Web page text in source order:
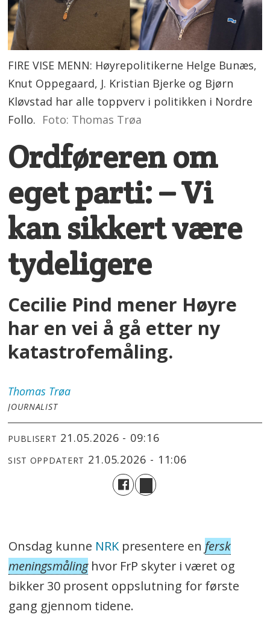
FIRE VISE MENN: Høyrepolitikerne Helge Bunæs,
Knut Oppegaard, J. Kristian Bjerke og Bjørn
Kløvstad har alle toppverv i politikken i Nordre
Follo. Foto: Thomas Trøa
Ordføreren om
eget parti: – Vi
kan sikkert være
tydeligere
Cecilie Pind mener Høyre
har en vei å gå etter ny
katastrofemåling.
Thomas Trøa
JOURNALIST
PUBLISERT 21.05.2026 - 09:16
SIST OPPDATERT 21.05.2026 - 11:06
Onsdag kunne NRKpresentere en fersk
meningsmålinghvor FrP skyter i været og
bikker 30 prosent oppslutning for første
gang gjennom tidene.